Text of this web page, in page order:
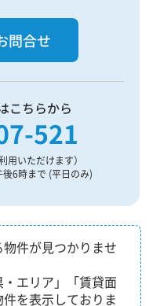
問合せ
こちらから
521
用いただけます）
6時まで (平日のみ)
件が見つかりませ
エリア」「賃貸面
を表示しておりま